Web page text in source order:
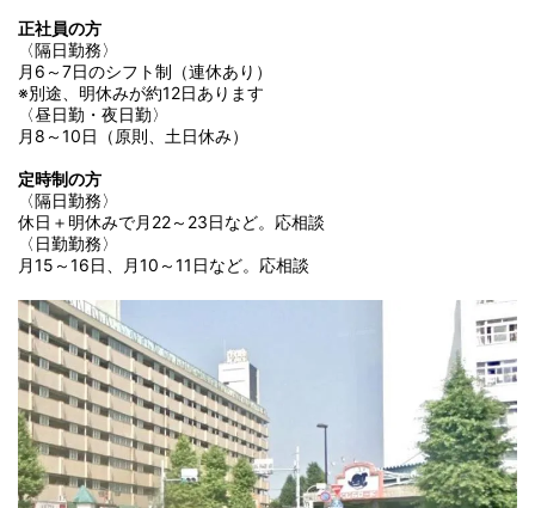
正社員の方
〈隔日勤務〉
月6～7日のシフト制（連休あり）
※別途、明休みが約12日あります
〈昼日勤・夜日勤〉
月8～10日（原則、土日休み）
定時制の方
〈隔日勤務〉
休日＋明休みで月22～23日など。応相談
〈日勤勤務〉
月15～16日、月10～11日など。応相談